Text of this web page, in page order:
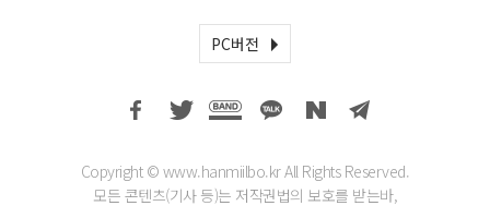
PC버전
Copyright © www.hanmiilbo.kr All Rights Reserved.
모든 콘텐츠(기사 등)는 저작권법의 보호를 받는바,